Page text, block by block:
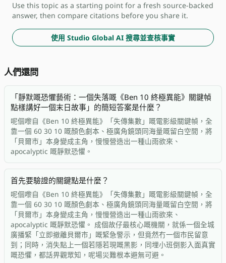
Use this topic as a starting point for a fresh source-backed
answer, then compare citations before you share it.
使用 Studio Global AI 搜尋並查核事實
人們還問
「靜默嘅恐懼藝術：一個失落嘅《Ben 10 終極異能》關鍵幀
點樣講好一個末日故事」的簡短答案是什麼？
呢個嚟自《Ben 10 終極異能》「失傳集數」嘅電影級關鍵幀，全
靠一個 60 30 10 嘅顏色劇本、極廣角鏡頭同海量嘅留白空間，將
「貝爾市」本身變成主角，慢慢營造出一種山雨欲來、
apocalyptic 嘅靜默恐懼。
首先要驗證的關鍵點是什麼？
呢個嚟自《Ben 10 終極異能》「失傳集數」嘅電影級關鍵幀，全
靠一個 60 30 10 嘅顏色劇本、極廣角鏡頭同海量嘅留白空間，將
「貝爾市」本身變成主角，慢慢營造出一種山雨欲來、
apocalyptic 嘅靜默恐懼。 成個故仔最核心嘅機關，就係一個全城
廣播緊「立即撤離貝爾市」嘅緊急警示，但竟然冇一個市民留意
到；同時，消失點上一個若隱若現嘅黑影，同埋小班倒影入面真實
嘅恐懼，都話畀觀眾知，呢場災難根本避無可避。